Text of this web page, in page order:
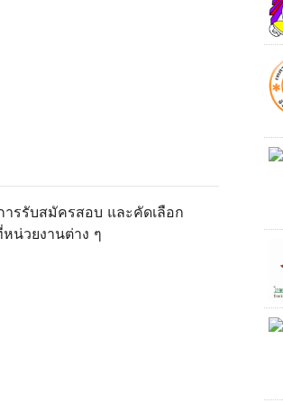
รรับสมัครสอบ และคัดเลือก
น่วยงานต่าง ๆ